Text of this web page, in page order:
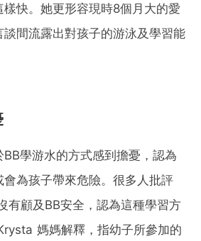
快。她更形容現時8個月大的愛
談間流露出對孩子的游泳及學習能
學游水的方式感到擔憂，認為
為孩子帶來危險。很多人批評
有顧及BB安全，認為這種學習方
媽媽解釋，指幼子所參加的